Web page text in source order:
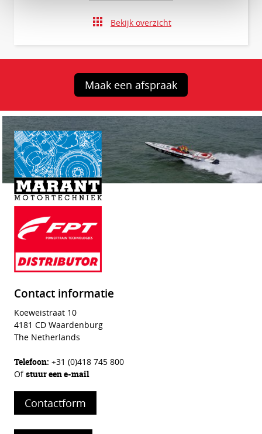
Bekijk overzicht
Maak een afspraak
Contact informatie
Koeweistraat 10
4181 CD Waardenburg
The Netherlands
Telefoon: +31 (0)418 745 800
Ofstuur een e-mail
Contactform